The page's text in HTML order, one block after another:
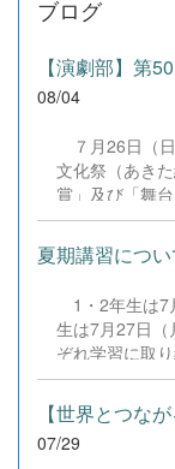
ブログ
【演劇部】第
08/04
７月26日（
文化祭（あき
賞」及び「舞
は、本校の部
を存分に発揮
全国の舞台に
の全国大会出
だきました企
ご声援を寄せ
し上げます。
励みとなり、
届けることが
夏期講習につい
1・2年生は7
生は7月27日（
ぞれ学習に取
し、これまで
けた学習など
習で身に付け
に生かし、一
07/29